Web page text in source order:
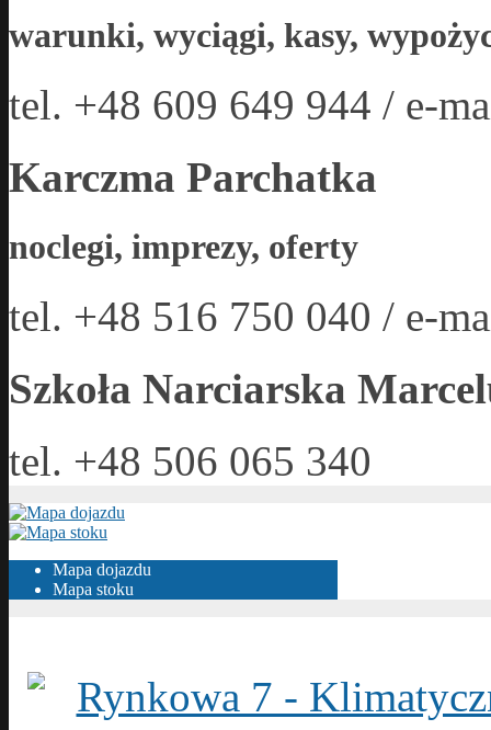
warunki, wyciągi, kasy,
tel. +48 609 649 944 / e-
Karczma Parchatka
noclegi, imprezy, oferty
tel. +48 516 750 040 / e-
Szkoła Narciarska
tel. +48 506 065 340
Mapa dojazdu
Mapa stoku